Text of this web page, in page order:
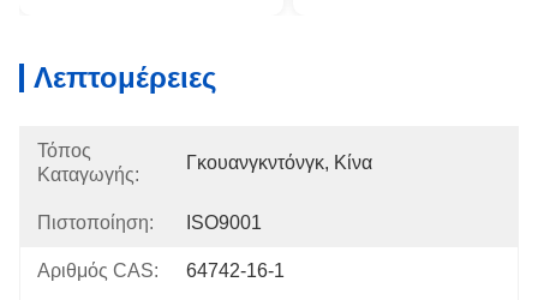
Λεπτομέρειες
Τόπος
Καταγωγής:
Γκουανγκντόνγκ, Κίνα
Πιστοποίηση: ISO9001
Αριθμός CAS: 64742-16-1